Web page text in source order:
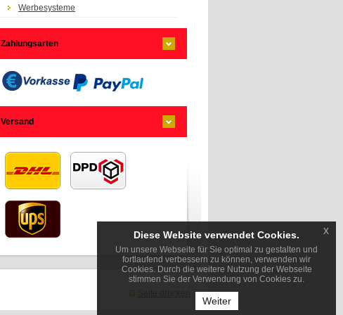
Werbesysteme
Zahlungsarten
Versand
Diese Website verwendet Cookies.
Um unsere Webseite für Sie optimal zu gestalten und
fortlaufend verbessern zu können, verwenden wir
Cookies. Durch die weitere Nutzung der Webseite
stimmen Sie der Verwendung von Cookies zu.
Weiter
x